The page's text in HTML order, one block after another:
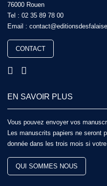
76000 Rouen
Tel : 02 35 89 78 00
Email :
CONTACT
EN SAVOIR PLUS
Vous pouvez envoyer vos
Les manuscrits papiers ne seront
donnée dans les trois mois si
QUI SOMMES NOUS